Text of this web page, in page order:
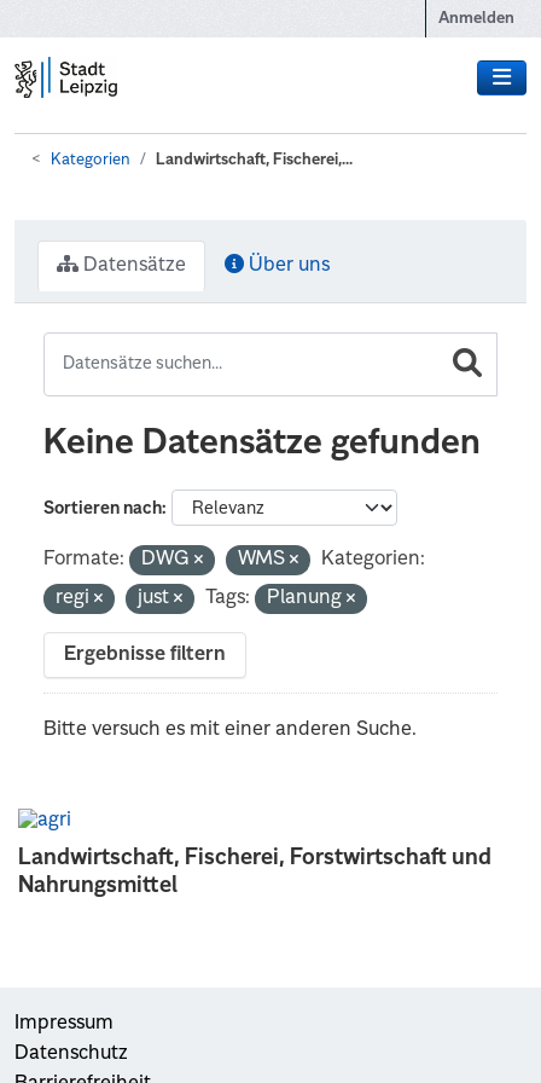
Anmelden
Kategorien Landwirtschaft, Fischerei,...
Landwirtschaft, Fischerei, Forstwirtschaft und
Nahrungsmittel
Datensätze Über uns
Keine Datensätze gefunden
Sortieren nach
Formate: DWG WMS
Kategorien:
regi
just Tags: Planung
Ergebnisse filtern
Bitte versuch es mit einer anderen Suche.
Impressum
Datenschutz